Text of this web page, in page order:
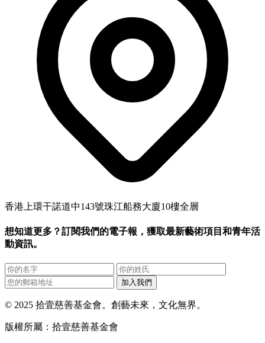
香港上環干諾道中143號珠江船務大廈10樓全層
想知道更多？訂閱我們的電子報，獲取最新藝術項目和青年活
動資訊。
加入我們
© 2025 拾壹慈善基金會。創藝未來，文化無界。
版權所屬：拾壹慈善基金會